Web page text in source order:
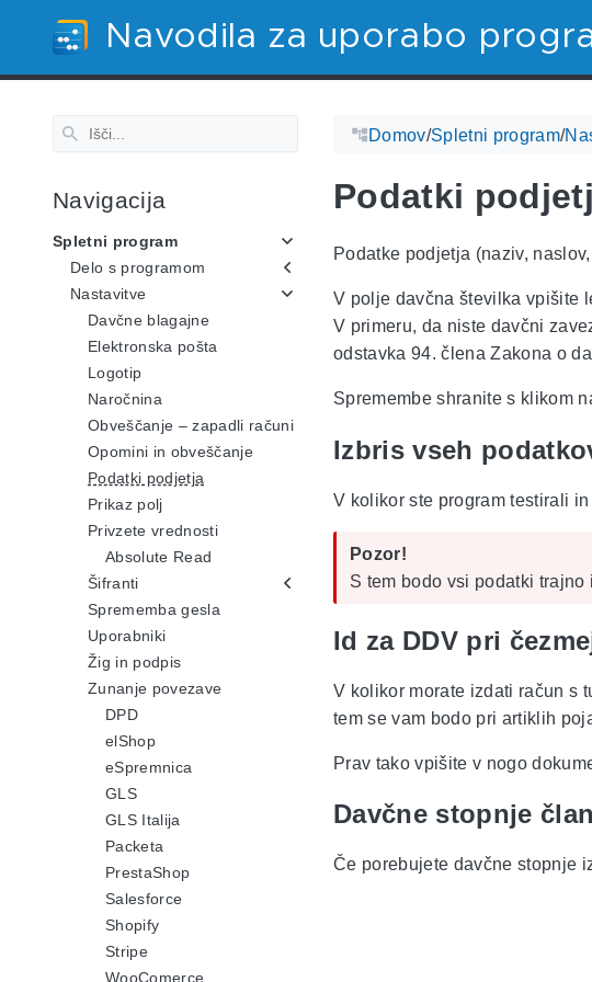
Navodila za uporabo
Navigacija
Spletni program
Delo s programom
Nastavitve
Davčne blagajne
Elektronska pošta
Logotip
Naročnina
Obveščanje – zapadli računi
Opomini in obveščanje
Podatki podjetja
Prikaz polj
Privzete vrednosti
Absolute Read
Šifranti
Sprememba gesla
Uporabniki
Žig in podpis
Zunanje povezave
DPD
elShop
eSpremnica
GLS
GLS Italija
Packeta
PrestaShop
Salesforce
Shopify
Stripe
WooComerce
Domov/Spletni program/
Podatki
Podatke podjetja (naziv,
V polje davčna številka vpišite
V primeru, da niste davčni
odstavka 94. člena Zakona o
Spremembe shranite s klikom
Izbris vseh
V kolikor ste program testirali
Pozor!
S tem bodo vsi podatki trajno
Id za DDV pri
V kolikor morate izdati račun s
tem se vam bodo pri artiklih
Prav tako vpišite v nogo
Davčne stopnje
Če porebujete davčne stopnje